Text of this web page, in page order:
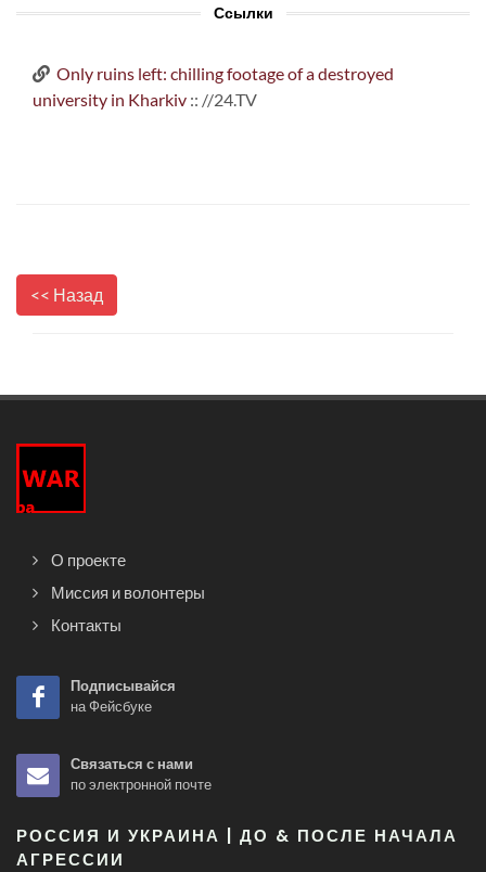
Ссылки
Only ruins left: chilling footage of a destroyed
university in Kharkiv :: //24.TV
<< Назад
О проекте
Миссия и волонтеры
Контакты
Подписывайся
на Фейсбуке
Связаться с нами
по электронной почте
РОССИЯ И УКРАИНА | ДО & ПОСЛЕ НАЧАЛА
АГРЕССИИ